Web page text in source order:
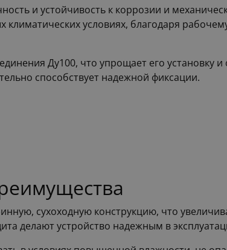
и устойчивость к коррозии и
условиях, благодаря
Ду100, что упрощает его установку
способствует надежной фиксации.
сухоходную конструкцию, что
делают устройство надежным в